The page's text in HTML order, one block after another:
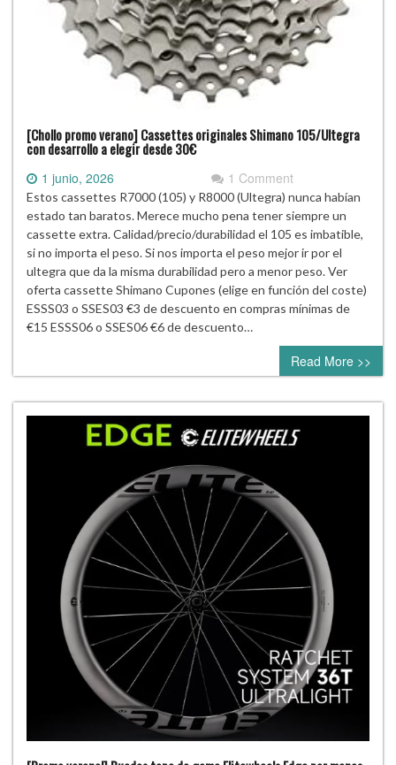
[Chollo promo verano] Cassettes originales Shimano 105/Ultegra
con desarrollo a elegir desde 30€
1 junio, 2026 1 Comment
Estos cassettes R7000 (105) y R8000 (Ultegra) nunca habían
estado tan baratos. Merece mucho pena tener siempre un
cassette extra. Calidad/precio/durabilidad el 105 es imbatible,
si no importa el peso. Si nos importa el peso mejor ir por el
ultegra que da la misma durabilidad pero a menor peso. Ver
oferta cassette Shimano Cupones (elige en función del coste)
ESSS03 o SSES03 €3 de descuento en compras mínimas de
€15 ESSS06 o SSES06 €6 de descuento…
Read More >>